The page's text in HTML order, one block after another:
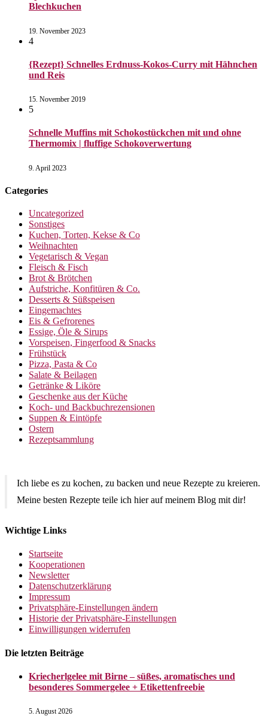
Blechkuchen
19. November 2023
4
{Rezept} Schnelles Erdnuss-Kokos-Curry mit Hähnchen
und Reis
15. November 2019
5
Schnelle Muffins mit Schokostückchen mit und ohne
Thermomix | fluffige Schokoverwertung
9. April 2023
Categories
Uncategorized
Sonstiges
Kuchen, Torten, Kekse & Co
Weihnachten
Vegetarisch & Vegan
Fleisch & Fisch
Brot & Brötchen
Aufstriche, Konfitüren & Co.
Desserts & Süßspeisen
Eingemachtes
Eis & Gefrorenes
Essige, Öle & Sirups
Vorspeisen, Fingerfood & Snacks
Frühstück
Pizza, Pasta & Co
Salate & Beilagen
Getränke & Liköre
Geschenke aus der Küche
Koch- und Backbuchrezensionen
Suppen & Eintöpfe
Ostern
Rezeptsammlung
Ich liebe es zu kochen, zu backen und neue Rezepte zu kreieren.
Meine besten Rezepte teile ich hier auf meinem Blog mit dir!
Wichtige Links
Startseite
Kooperationen
Newsletter
Datenschutzerklärung
Impressum
Privatsphäre-Einstellungen ändern
Historie der Privatsphäre-Einstellungen
Einwilligungen widerrufen
Die letzten Beiträge
Kriecherlgelee mit Birne – süßes, aromatisches und
besonderes Sommergelee + Etikettenfreebie
5. August 2026